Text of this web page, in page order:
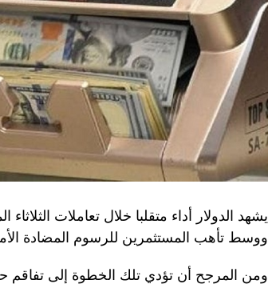
يشهد الدولار أداء متقلبا خلال تعاملات
ووسط تأهب المستثمرين للرسوم المضادة
ومن المرجح أن تؤدي تلك الخطوة إلى تفاقم